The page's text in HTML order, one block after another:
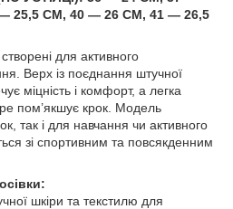
25,5 СМ, 40 — 26 СМ, 41 — 26,5
створені для активного
Верх із поєднання штучної
міцність і комфорт, а легка
пом’якшує крок. Модель
так і для навчання чи активного
зі спортивним та повсякденним
шкіри та текстилю для